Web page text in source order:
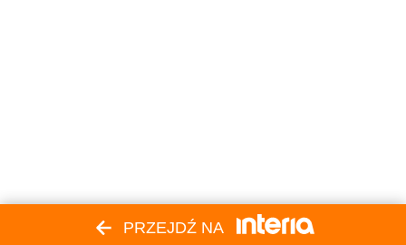
PRZEJDŹ NA